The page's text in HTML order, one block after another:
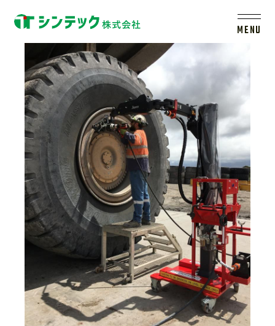
MENU
トップ
シンテックについて
製品一覧
会社案内
新着情報
採用情報
レールシステムについて
サイトマップ
プライバシーポリシー
S3_Mining_Australia_(3)